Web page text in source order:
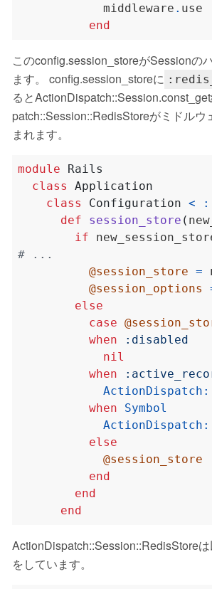
            middleware
. use
end
このconfig.session_storeがSessionの
ます。 config.session_storeに
ると
patch::Session::RedisStoreがミドルウ
まれます。
module
Rails
class
Application
class
Configuration <
def
session_store (
if
# ...
@session_store =
@session_options
else
case
when
:disabled
nil
when
ActionDispatch
when
Symbol
ActionDispatch
else
@session_store
end
end
end
ActionDispatch::Session::RedisStore
をしています。